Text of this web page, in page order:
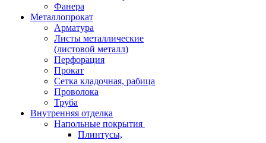
Фанера
Металлопрокат
Арматура
Листы металлические
(листовой металл)
Перфорация
Прокат
Сетка кладочная, рабица
Проволока
Труба
Внутренняя отделка
Напольные покрытия
Плинтусы,